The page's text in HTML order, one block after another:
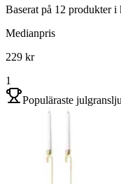
Baserat på 12 produkter i
Medianpris
229 kr
1
Populäraste